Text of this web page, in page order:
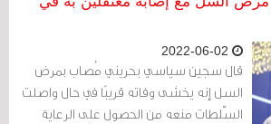
السّلطات من الحصول على الرّعاية الطّبية
اللّازمة.
قال سجين سياسي بحريني مُصاب بمرض
السل إنه يخشى وفاته قريبًا في حال واصلت
السّلطات منعه من الحصول على الرعاية